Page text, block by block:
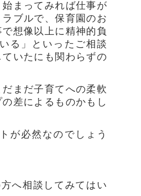
まってみれば仕事が
ブルで、保育園のお
想像以上に精神的負
る」といったご相談
いたにも関わらずの
まだ子育てへの柔軟
差によるものかもし
が必然なのでしょう
へ相談してみてはい